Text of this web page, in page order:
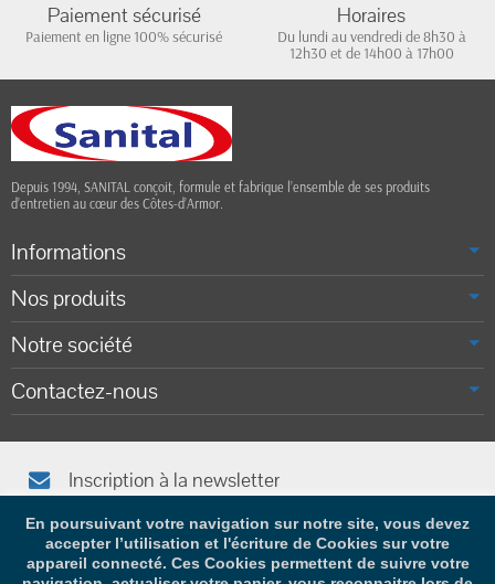
Paiement sécurisé
Paiement en ligne 100% sécurisé
Horaires
Du lundi au vendredi de 8h30 à
12h30 et de 14h00 à 17h00
Depuis 1994, SANITAL conçoit, formule et fabrique l’ensemble de ses produits
d’entretien au cœur des Côtes-d’Armor.
Informations
Nos produits
Notre société
Contactez-nous
En poursuivant votre navigation sur notre site, vous devez
accepter l’utilisation et l'écriture de Cookies sur votre
appareil connecté. Ces Cookies permettent de suivre votre
Inscription à la newsletter